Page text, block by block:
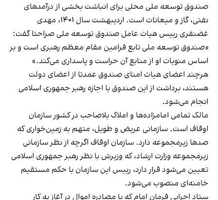
صندوق توسعه ملی محلی برای انباشت بخشی از درآمدهای
نفتی، گاز و میعانات است. اردیبهشت سال ۱۴۰۱، مهدی
غضنفری رییس هیات عامل صندوق توسعه ملی صراحتا گفت:
«صندوق توسعه ملی تابع فرامین مقام معظم رهبری است و بر
اساس منویات او از منابع آن حراست و پاسداری می‌کند.»
هرچند اعضای هیات امنای صندوق عمدتا از اعضای دولت
هستند، برداشت از این صندوق با اجازه رهبر جمهوری اسلامی
انجام می‌شود.
مالک تمامی امامزاده‌ها و املاک بلاصاحب در کشور سازمان
اوقاف است. سازمانی عریض و طویل، متهم به زمین‌خواری که
صدها زیرمجموعه دارد. سازمان اوقاف اگرچه از نظر سازمانی
زیرمجموعه وزارت ارشاد، که وزیرش با نظر رهبر جمهوری اسلامی
تعیین می‌شود قرار دارد، رییس این سازمان با حکم مستقیم
خامنه‌ای منصوب می‌شود.
ستاد اجرایی فرمان امام که با مصادره اموال در آغاز به کار